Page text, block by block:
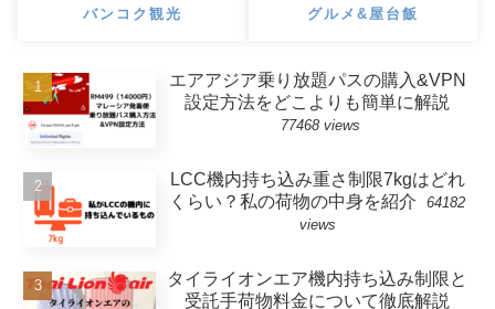
バンコク観光 グルメ&屋台飯
エアアジア乗り放題パスの購入&VPN
設定方法をどこよりも簡単に解説
77468 views
LCC機内持ち込み重さ制限7kgはどれ
くらい？私の荷物の中身を紹介
64182
views
タイライオンエア機内持ち込み制限と
受託手荷物料金について徹底解説